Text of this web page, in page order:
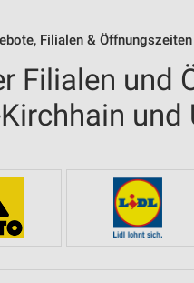
Filialen & Öffnungszeiten
Filialen und
und